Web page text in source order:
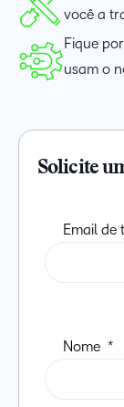
você a
Fique
usam o
Solicite